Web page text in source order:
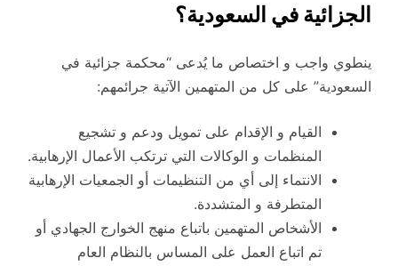
الجزائية في السعودية؟
ينطوي واجب و اختصاص ما يُدعى “محكمة جزائية في
السعودية” على كل من المتهمين الآتية جرائمهم:
القيام و الإقدام على تمويل ودعم و تشجيع
المنظمات و الوكالات التي ترتكب الأعمال الإرهابية.
الانتماء إلى أي من التنظيمات أو الجمعيات الإرهابية
المتطرفة و المتشددة.
الأشخاص المتهمين باتباع منهج الخوارج الجهادي أو
تم اتباع العمل على المساس بالنظام العام